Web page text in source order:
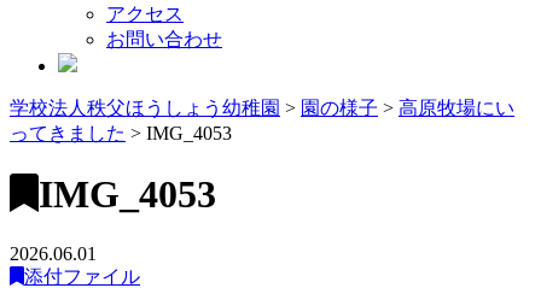
アクセス
お問い合わせ
学校法人秩父ほうしょう幼稚園 > 園の様子 > 高原牧場にい
ってきました > IMG_4053
IMG_4053
2026.06.01
添付ファイル